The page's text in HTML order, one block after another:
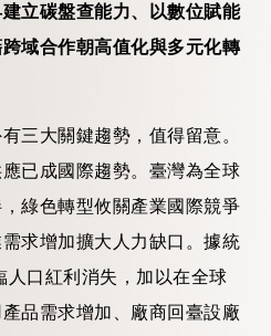
建立碳盤查能力、以數位賦能
域合作朝高值化與多元化轉
三大關鍵趨勢，值得留意。
已成國際趨勢。臺灣為全球
綠色轉型攸關產業國際競爭
求增加擴大人力缺口。據統
口紅利消失，加以在全球
品需求增加、廠商回臺設廠